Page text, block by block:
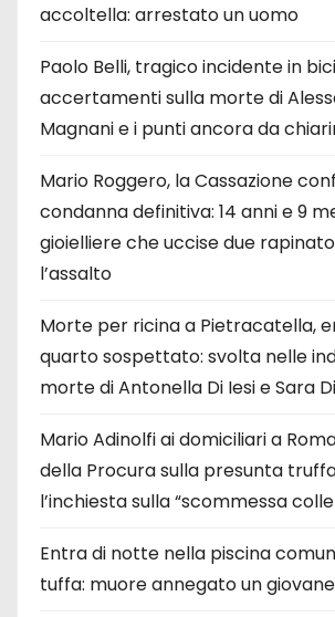
accoltella: arrestato un uomo
Paolo Belli, tragico incidente in
accertamenti sulla morte di
Magnani e i punti ancora da
Mario Roggero, la Cassazione
condanna definitiva: 14 anni e 9
gioielliere che uccise due
l’assalto
Morte per ricina a Pietracatella,
quarto sospettato: svolta nelle
morte di Antonella Di Iesi e Sara
Mario Adinolfi ai domiciliari a
della Procura sulla presunta
l’inchiesta sulla “scommessa
Entra di notte nella piscina
tuffa: muore annegato un